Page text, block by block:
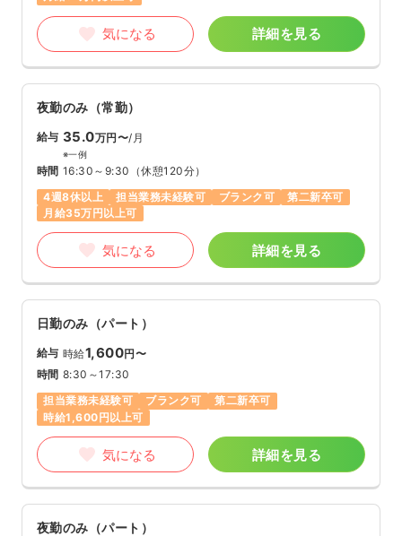
気になる 詳細を見る
夜勤のみ（常勤）
給与 35.0万円〜/月
※一例
時間 16:30～9:30 （休憩120分）
4週8休以上
担当業務未経験可 ブランク可
第二新卒可
月給35万円以上可
気になる 詳細を見る
日勤のみ（パート）
給与 時給1,600円〜
時間 8:30～17:30
担当業務未経験可
ブランク可
第二新卒可
時給1,600円以上可
気になる 詳細を見る
夜勤のみ（パート）